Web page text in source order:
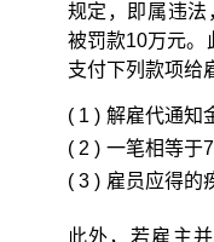
规定，即属违
被罚款10万元。
支付下列款项给
( 1 ) 解雇代通知
( 2 ) 一笔相等于
( 3 ) 雇员应得的
此外，若雇主